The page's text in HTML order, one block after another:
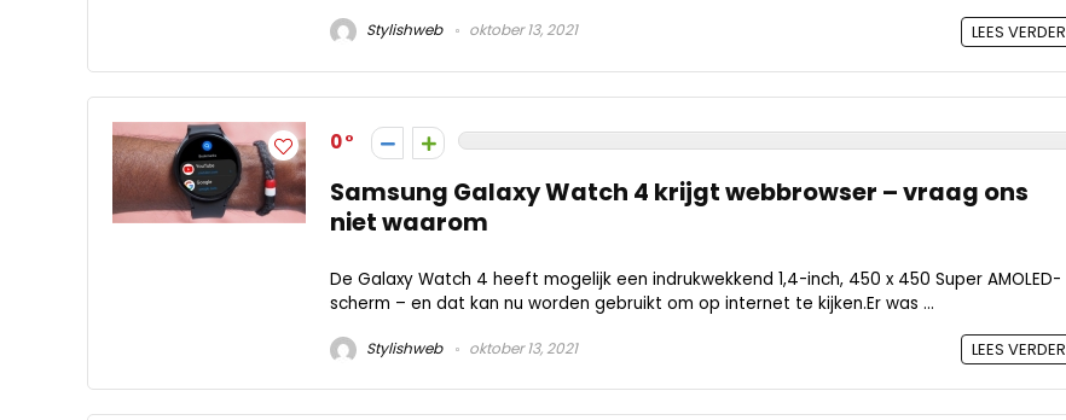
Stylishweb oktober 13, 2021 LEES VERDER
0
​Samsung Galaxy Watch 4 krijgt webbrowser – vraag ons
niet waarom
De Galaxy Watch 4 heeft mogelijk een indrukwekkend 1,4-inch, 450 x 450 Super AMOLED-
scherm – en dat kan nu worden gebruikt om op internet te kijken.Er was ...
Stylishweb oktober 13, 2021 LEES VERDER